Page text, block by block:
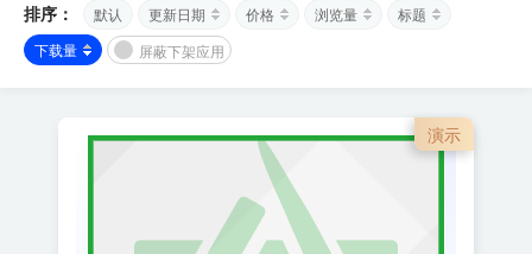
排序： 默认 更新日期 价格 浏览量
标题
下载量
屏蔽下架应用
演示